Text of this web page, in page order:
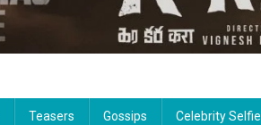
Teasers Gossips Celebrity Selfie